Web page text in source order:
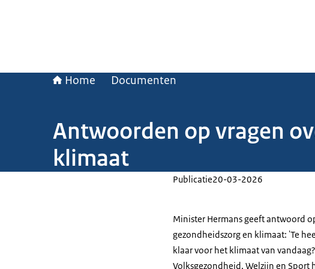
Home Documenten
Antwoorden op vragen
klimaat
Publicatie20-03-2026
Minister Hermans geeft antwoord
gezondheidszorg en klimaat: 'Te
klaar voor het klimaat van
Volksgezondheid, Welzijn en Sport